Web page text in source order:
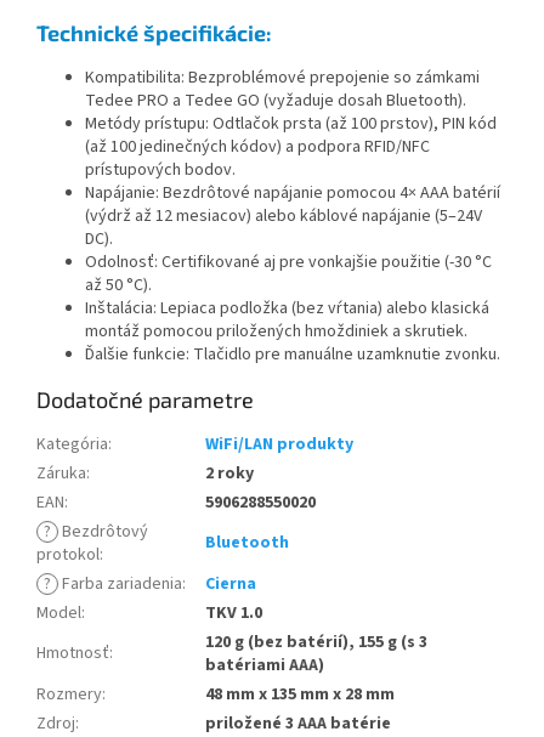
Technické špecifikácie:
Kompatibilita: Bezproblémové prepojenie so zámkami
Tedee PRO a Tedee GO (vyžaduje dosah Bluetooth).
Metódy prístupu: Odtlačok prsta (až 100 prstov), PIN kód
(až 100 jedinečných kódov) a podpora RFID/NFC
prístupových bodov.
Napájanie: Bezdrôtové napájanie pomocou 4× AAA batérií
(výdrž až 12 mesiacov) alebo káblové napájanie (5–24V
DC).
Odolnosť: Certifikované aj pre vonkajšie použitie (-30 °C
až 50 °C).
Inštalácia: Lepiaca podložka (bez vŕtania) alebo klasická
montáž pomocou priložených hmoždiniek a skrutiek.
Ďalšie funkcie: Tlačidlo pre manuálne uzamknutie zvonku.
Dodatočné parametre
Kategória:
WiFi/LAN produkty
Záruka:
2 roky
EAN:
5906288550020
? Bezdrôtový
protokol:
Bluetooth
? Farba zariadenia:
Cierna
Model:
TKV 1.0
Hmotnosť:
120 g (bez batérií), 155 g (s 3
batériami AAA)
Rozmery:
48 mm x 135 mm x 28 mm
Zdroj:
priložené 3 AAA batérie